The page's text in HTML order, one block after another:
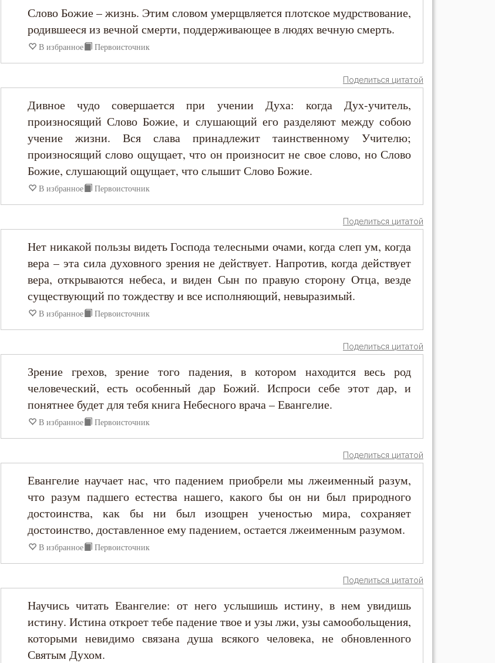
Епифаний Кипрский
Ефрем Сирин
Зосима Палестинский
Иаков Низибийский
Игнатий Брянчанинов
Иероним Стридонский
Иларион Оптинский (Пономарёв)
Илия Екдик
Иоанн Дамаскин
Иоанн Златоуст
Иоанн Мосх
Иосиф Оптинский (Литовкин)
Ириней Лионский
Слово Божие – жизнь. Этим словом умерщвляется плотское мудрствование,
родившееся из вечной смерти, поддерживающее в людях вечную смерть.
В избранное Первоисточник
Поделиться цитатой
Дивное чудо совершается при учении Духа: когда Дух-учитель,
произносящий Слово Божие, и слушающий его разделяют между собою
учение жизни. Вся слава принадлежит таинственному Учителю;
произносящий слово ощущает, что он произносит не свое слово, но Слово
Божие, слушающий ощущает, что слышит Слово Божие.
В избранное Первоисточник
Поделиться цитатой
Нет никакой пользы видеть Господа телесными очами, когда слеп ум, когда
вера – эта сила духовного зрения не действует. Напротив, когда действует
вера, открываются небеса, и виден Сын по правую сторону Отца, везде
существующий по тождеству и все исполняющий, невыразимый.
В избранное Первоисточник
Поделиться цитатой
Зрение грехов, зрение того падения, в котором находится весь род
человеческий, есть особенный дар Божий. Испроси себе этот дар, и
понятнее будет для тебя книга Небесного врача – Евангелие.
В избранное Первоисточник
Поделиться цитатой
Евангелие научает нас, что падением приобрели мы лжеименный разум,
что разум падшего естества нашего, какого бы он ни был природного
достоинства, как бы ни был изощрен ученостью мира, сохраняет
достоинство, доставленное ему падением, остается лжеименным разумом.
В избранное Первоисточник
Поделиться цитатой
Научись читать Евангелие: от него услышишь истину, в нем увидишь
истину. Истина откроет тебе падение твое и узы лжи, узы самообольщения,
которыми невидимо связана душа всякого человека, не обновленного
Святым Духом.